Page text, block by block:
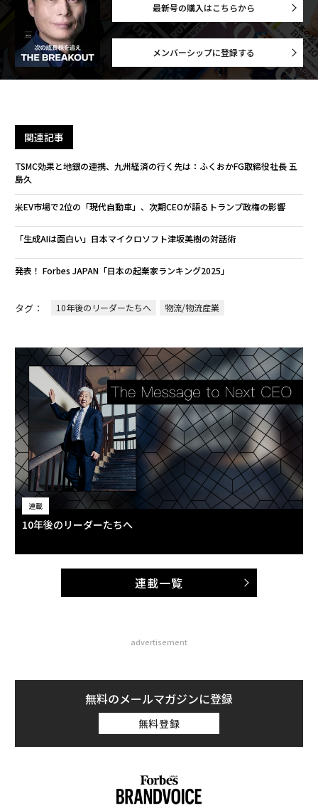
最新号の購入はこちらから
メンバーシップに登録する
関連記事
TSMC効果と地銀の連携、九州経済の行く先は：ふくおかFG取締役社長 五
島久
米EV市場で2位の「現代自動車」、次期CEOが語るトランプ政権の影響
「生成AIは面白い」日本マイクロソフト津坂美樹の対話術
発表！ Forbes JAPAN「日本の起業家ランキング2025」
タグ： 10年後のリーダーたちへ 物流/物流産業
連載
10年後のリーダーたちへ
連載一覧
advertisement
無料のメールマガジンに登録
無料登録